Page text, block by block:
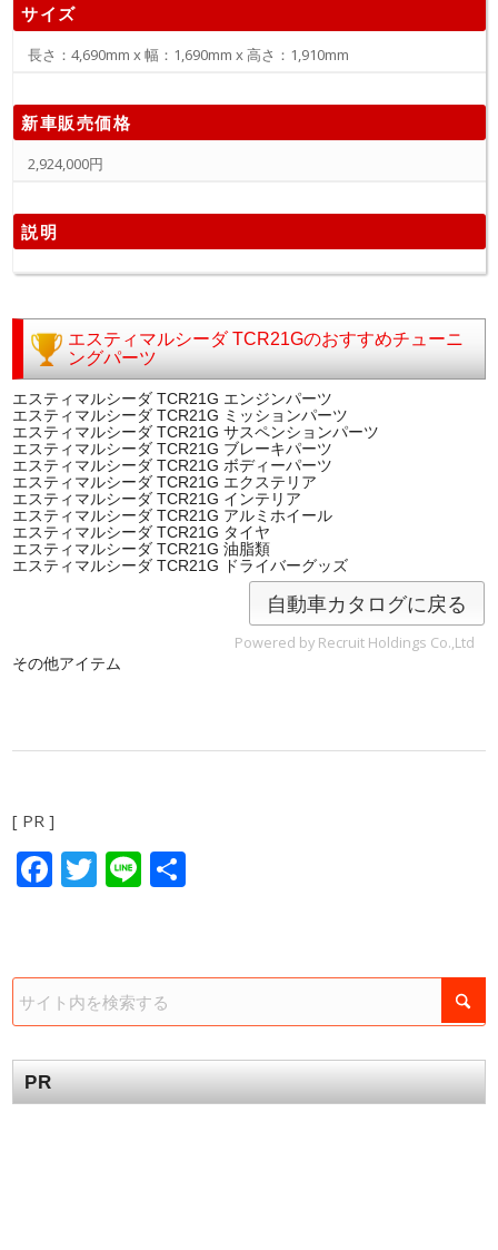
サイズ
長さ：4,690mm x 幅：1,690mm x 高さ：1,910mm
新車販売価格
2,924,000円
説明
エスティマルシーダ TCR21Gのおすすめチューニ
ングパーツ
エスティマルシーダ TCR21G エンジンパーツ
エスティマルシーダ TCR21G ミッションパーツ
エスティマルシーダ TCR21G サスペンションパーツ
エスティマルシーダ TCR21G ブレーキパーツ
エスティマルシーダ TCR21G ボディーパーツ
エスティマルシーダ TCR21G エクステリア
エスティマルシーダ TCR21G インテリア
エスティマルシーダ TCR21G アルミホイール
エスティマルシーダ TCR21G タイヤ
エスティマルシーダ TCR21G 油脂類
エスティマルシーダ TCR21G ドライバーグッズ
自動車カタログに戻る
Powered by Recruit Holdings Co.,Ltd
その他アイテム
[ PR ]
Facebook
Twitter
Line
PR